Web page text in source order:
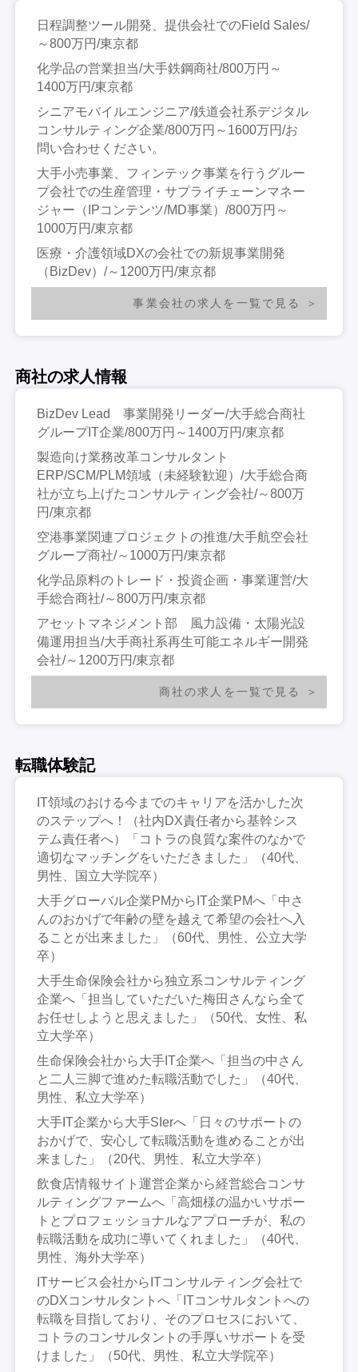
日程調整ツール開発、提供会社でのField Sales/
～800万円/東京都
化学品の営業担当/大手鉄鋼商社/800万円～
1400万円/東京都
シニアモバイルエンジニア/鉄道会社系デジタル
コンサルティング企業/800万円～1600万円/お
問い合わせください。
大手小売事業、フィンテック事業を行うグルー
プ会社での生産管理・サプライチェーンマネー
ジャー（IPコンテンツ/MD事業）/800万円～
1000万円/東京都
医療・介護領域DXの会社での新規事業開発
（BizDev）/～1200万円/東京都
事業会社の求人を一覧で見る
商社の求人情報
BizDev Lead 事業開発リーダー/大手総合商社
グループIT企業/800万円～1400万円/東京都
製造向け業務改革コンサルタント
ERP/SCM/PLM領域（未経験歓迎）/大手総合商
社が立ち上げたコンサルティング会社/～800万
円/東京都
空港事業関連プロジェクトの推進/大手航空会社
グループ商社/～1000万円/東京都
化学品原料のトレード・投資企画・事業運営/大
手総合商社/～800万円/東京都
アセットマネジメント部 風力設備・太陽光設
備運用担当/大手商社系再生可能エネルギー開発
会社/～1200万円/東京都
商社の求人を一覧で見る
転職体験記
IT領域のおける今までのキャリアを活かした次
のステップへ！（社内DX責任者から基幹シス
テム責任者へ）「コトラの良質な案件のなかで
適切なマッチングをいただきました」（40代、
男性、国立大学院卒）
大手グローバル企業PMからIT企業PMへ「中さ
んのおかげで年齢の壁を越えて希望の会社へ入
ることが出来ました」（60代、男性、公立大学
卒）
大手生命保険会社から独立系コンサルティング
企業へ「担当していただいた梅田さんなら全て
お任せしようと思えました」（50代、女性、私
立大学卒）
生命保険会社から大手IT企業へ「担当の中さん
と二人三脚で進めた転職活動でした」（40代、
男性、私立大学卒）
大手IT企業から大手SIerへ「日々のサポートの
おかげで、安心して転職活動を進めることが出
来ました」（20代、男性、私立大学卒）
飲食店情報サイト運営企業から経営総合コンサ
ルティングファームへ「高畑様の温かいサポー
トとプロフェッショナルなアプローチが、私の
転職活動を成功に導いてくれました」（40代、
男性、海外大学卒）
ITサービス会社からITコンサルティング会社で
のDXコンサルタントへ「ITコンサルタントへの
転職を目指しており、そのプロセスにおいて、
コトラのコンサルタントの手厚いサポートを受
けました」（50代、男性、私立大学院卒）